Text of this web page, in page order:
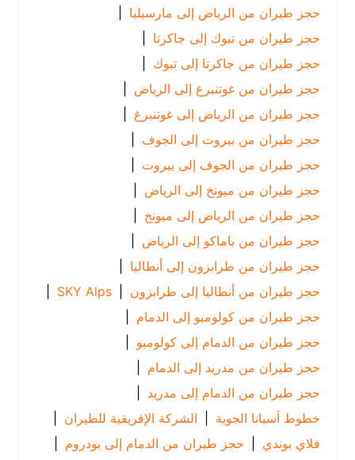
حجز طيران من الرياض إلى مارسيليا |
حجز طيران من تبوك إلى جاكرتا
|
حجز طيران من جاكرتا إلى تبوك
|
حجز طيران من غوتنبرغ إلى الرياض
|
حجز طيران من الرياض إلى غوتنبرغ |
حجز طيران من بيروت إلى الجوف |
حجز طيران من الجوف إلى بيروت
|
حجز طيران من ميونخ إلى الرياض
|
حجز طيران من الرياض إلى ميونخ |
حجز طيران من باماكو إلى الرياض
|
حجز طيران من طرابزون إلى أنطاليا
|
حجز طيران من أنطاليا إلى طرابزون |
SKY Alps
|
حجز طيران من كولومبو إلى الدمام
|
حجز طيران من الدمام إلى كولومبو |
حجز طيران من مدريد إلى الدمام
|
حجز طيران من الدمام إلى مدريد |
خطوط آسيانا الجوية
| الشركة الإفريقية للطيران |
فلاي بوندي | حجز طيران من الدمام إلى بودروم |